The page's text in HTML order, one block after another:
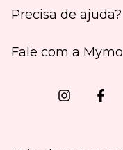
Precisa de ajuda?
Fale com a Mymo